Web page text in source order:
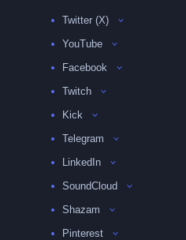
Twitter (X)
YouTube
Facebook
Twitch
Kick
Telegram
LinkedIn
SoundCloud
Shazam
Pinterest